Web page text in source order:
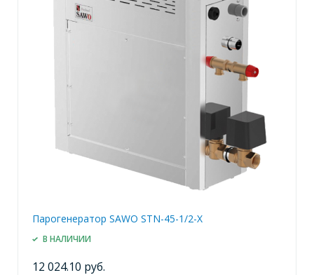
Парогенератор SAWO STN-45-1/2-X
В НАЛИЧИИ
12 024.10 руб.